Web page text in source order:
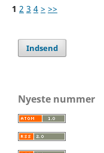
1 2 3 4 > >>
Indsend
Nyeste nummer